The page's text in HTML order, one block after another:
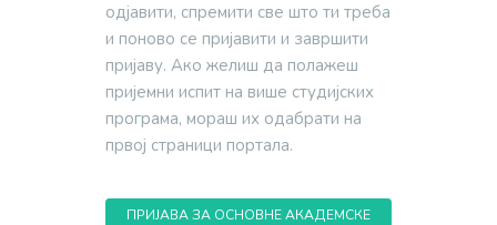
одјавити, спремити све што ти треба
и поново се пријавити и завршити
пријаву. Ако желиш да полажеш
пријемни испит на више студијских
програма, мораш их одабрати на
првој страници портала.
ПРИЈАВА ЗА ОСНОВНЕ АКАДЕМСКЕ